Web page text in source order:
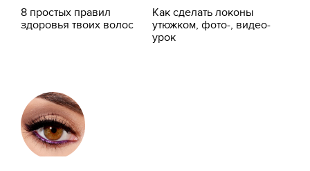
8 простых правил
здоровья твоих волос
Как сделать локоны
утюжком, фото-, видео-
урок